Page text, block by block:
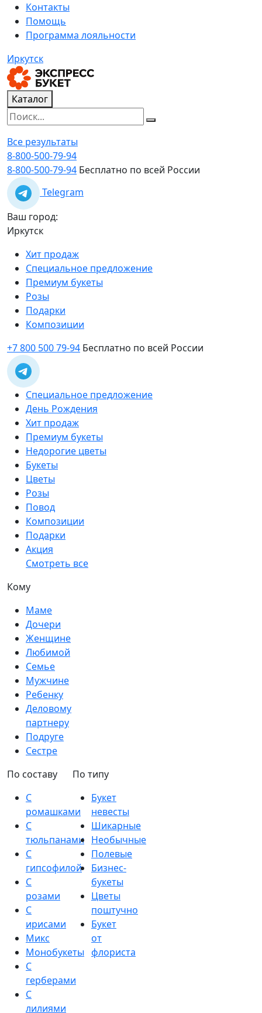
Контакты
Помощь
Программа лояльности
Иркутск
Каталог
Все результаты
8-800-500-79-94
8-800-500-79-94 Бесплатно по всей России
Telegram
Ваш город:
Иркутск
Хит продаж
Специальное предложение
Премиум букеты
Розы
Подарки
Композиции
+7 800 500 79-94 Бесплатно по всей России
Специальное предложение
День Рождения
Хит продаж
Премиум букеты
Недорогие цветы
Букеты
Цветы
Розы
Повод
Композиции
Подарки
Акция
Смотреть все
Кому
Маме
Дочери
Женщине
Любимой
Семье
Мужчине
Ребенку
Деловому
партнеру
Подруге
Сестре
По составу
С
ромашками
С
тюльпанами
С
гипсофилой
С
розами
С
ирисами
Микс
Монобукеты
С
герберами
С
лилиями
По типу
Букет
невесты
Шикарные
Необычные
Полевые
Бизнес-
букеты
Цветы
поштучно
Букет
от
флориста